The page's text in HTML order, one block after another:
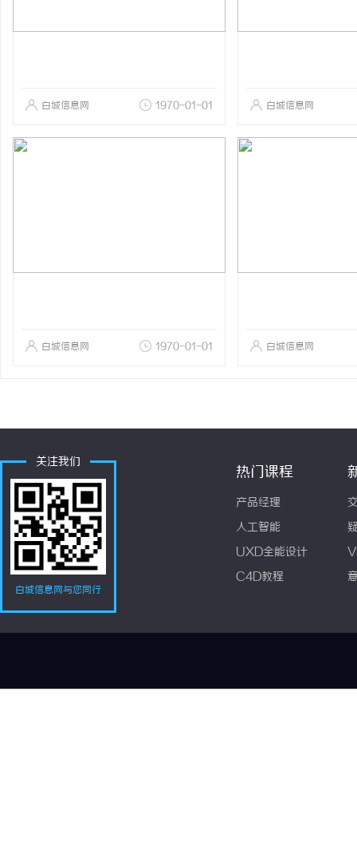
白城信息网 1970-01-01 白城信息网
白城信息网 1970-01-01 白城信息网
关注我们
白城信息网与您同行
热门课程
产品经理
人工智能
UXD全能设计
C4D教程